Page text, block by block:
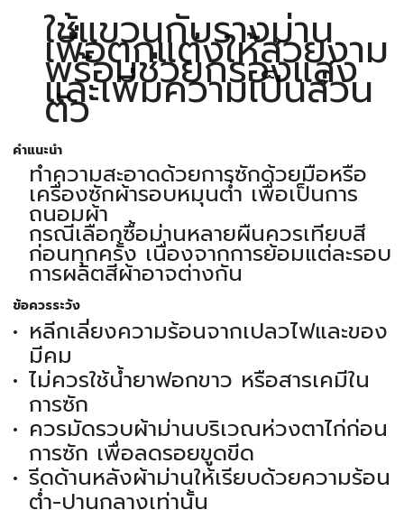
ใช้แขวนกับรางม่าน
เพื่อตกแต่งให้สวยงาม
พร้อมช่วยกรองแสง
และเพิ่มความเป็นส่วน
ตัว
คำแนะนำ
ทำความสะอาดด้วยการซักด้วยมือหรือ
เครื่องซักผ้ารอบหมุนต่ำ เพื่อเป็นการ
ถนอมผ้า
กรณีเลือกซื้อม่านหลายผืนควรเทียบสี
ก่อนทุกครั้ง เนื่องจากการย้อมแต่ละรอบ
การผลิตสีผ้าอาจต่างกัน
ข้อควรระวัง
หลีกเลี่ยงความร้อนจากเปลวไฟและของ
มีคม
ไม่ควรใช้น้ำยาฟอกขาว หรือสารเคมีใน
การซัก
ควรมัดรวบผ้าม่านบริเวณห่วงตาไก่ก่อน
การซัก เพื่อลดรอยขูดขีด
รีดด้านหลังผ้าม่านให้เรียบด้วยความร้อน
ต่ำ-ปานกลางเท่านั้น